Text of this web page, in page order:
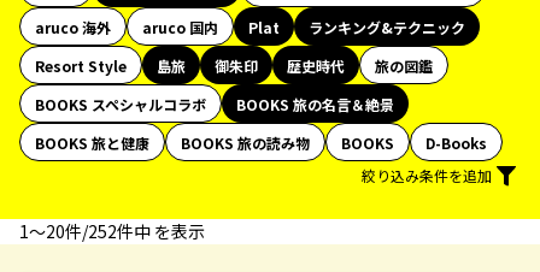
aruco 海外
aruco 国内 Plat
ランキング&テクニック
Resort Style
島旅 御朱印 歴史時代
旅の図鑑
BOOKS スペシャルコラボ
BOOKS 旅の名言＆絶景
BOOKS 旅と健康
BOOKS 旅の読み物 BOOKS
D-Books
絞り込み条件を追加
1〜20件/252件中 を表示